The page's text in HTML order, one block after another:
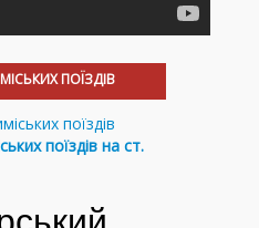
ПОЇЗДІВ
поїздів на ст.